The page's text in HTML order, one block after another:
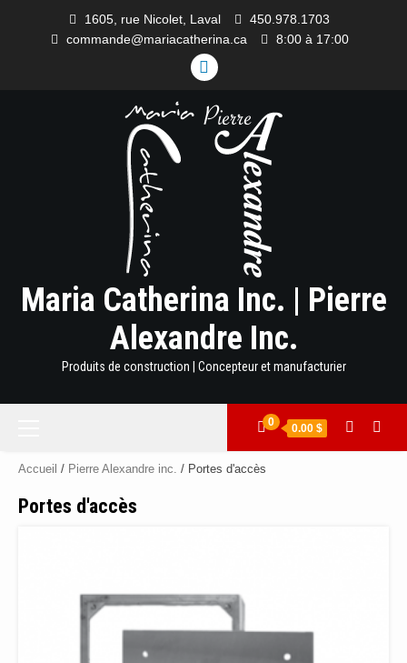
1605, rue Nicolet, Laval
450.978.1703
commande@mariacatherina.ca
8:00 à 17:00
LINKEDIN
Maria Catherina Inc. | Pierre
Alexandre Inc.
Produits de construction | Concepteur et manufacturier
0 0.00 $
Accueil / Pierre Alexandre inc. / Portes d'accès
Portes d'accès